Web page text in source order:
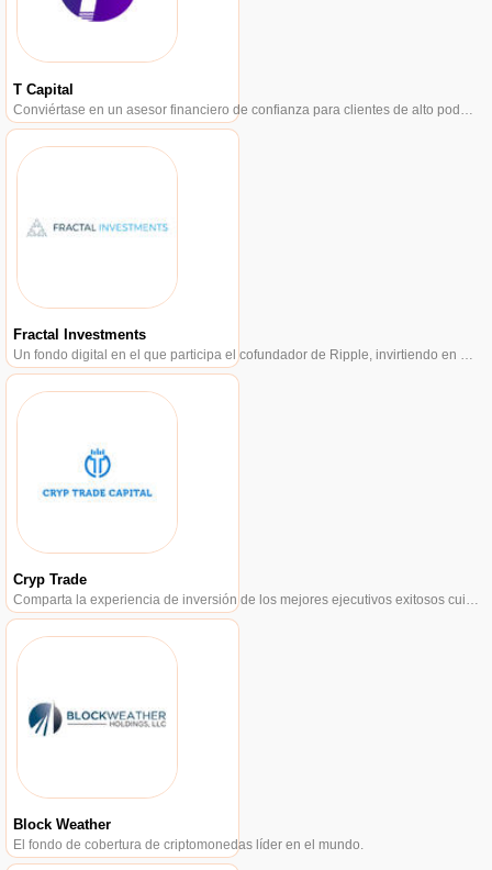
T Capital
Fractal Investments
Cryp Trade
Block Weather
El fondo de cobertura de criptomonedas líder en el mundo.